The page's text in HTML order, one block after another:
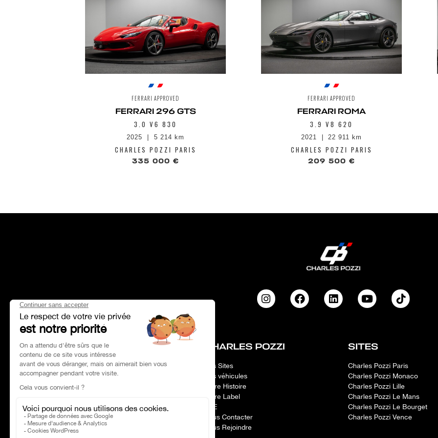
Phares LED
Prises d'air
Sièges Racing
Spoiler AV en
Système
Système de
Système de
Système de
Système
Tablette AR
FERRARI APPROVED
FERRARI 296 GTS
3.0 V6 830
2025 5 214 km
CHARLES POZZI PARIS
335 000 €
FERRARI APPROVED
FERRARI ROMA
3.9 V8 620
2021 22 911 km
CHARLES POZZI PARIS
209 500 €
HEAD OFFICE
Adresse : Paris 75017
Tél :01 47 39 96 50
Horaires :
CHARLES POZZI
Nos Sites
Nos véhicules
Notre Histoire
Notre Label
RSE
Nous Contacter
Nous Rejoindre
SITES
Charles Pozzi Paris
Charles Pozzi Monaco
Charles Pozzi Lille
Charles Pozzi Le Mans
Charles Pozzi Le Bourget
Charles Pozzi Vence